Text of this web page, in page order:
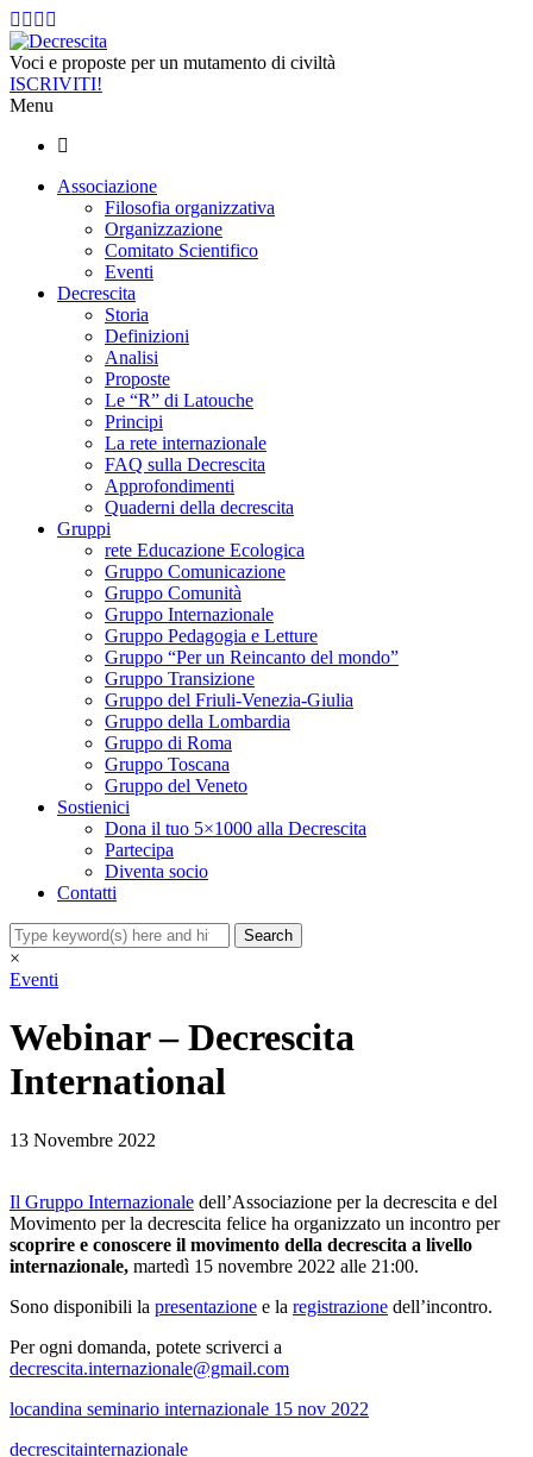
Voci e proposte per un mutamento di civiltà
ISCRIVITI!
Menu
Associazione
Filosofia organizzativa
Organizzazione
Comitato Scientifico
Eventi
Decrescita
Storia
Definizioni
Analisi
Proposte
Le “R” di Latouche
Principi
La rete internazionale
FAQ sulla Decrescita
Approfondimenti
Quaderni della decrescita
Gruppi
rete Educazione Ecologica
Gruppo Comunicazione
Gruppo Comunità
Gruppo Internazionale
Gruppo Pedagogia e Letture
Gruppo “Per un Reincanto del mondo”
Gruppo Transizione
Gruppo del Friuli-Venezia-Giulia
Gruppo della Lombardia
Gruppo di Roma
Gruppo Toscana
Gruppo del Veneto
Sostienici
Dona il tuo 5×1000 alla Decrescita
Partecipa
Diventa socio
Contatti
×
Eventi
Webinar – Decrescita
International
13 Novembre 2022
Il Gruppo Internazionale dell’Associazione per la decrescita e del
Movimento per la decrescita felice ha organizzato un incontro per
scoprire e conoscere il movimento della decrescita a livello
internazionale, martedì 15 novembre 2022 alle 21:00.
Sono disponibili la presentazione e la registrazione dell’incontro.
Per ogni domanda, potete scriverci a
decrescita.internazionale@gmail.com
locandina seminario internazionale 15 nov 2022
decrescitainternazionale